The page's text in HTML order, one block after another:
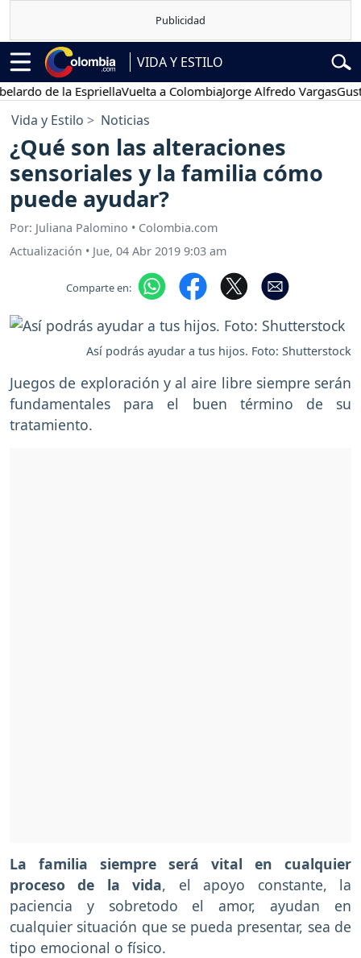
VIDA Y ESTILO
de la EspriellaVuelta a ColombiaJorge Alfredo VargasGustavo
Vida y Estilo Noticias
¿Qué son las alteraciones
sensoriales y la familia cómo
puede ayudar?
Por: Juliana Palomino • Colombia.com
Actualización • Jue, 04 Abr 2019 9:03 am
Comparte en:
Así podrás ayudar a tus hijos. Foto: Shutterstock
Juegos de exploración y al aire libre siempre serán
fundamentales para el buen término de su
tratamiento.
La familia siempre será vital en cualquier
proceso de la vida, el apoyo constante, la
paciencia y sobretodo el amor, ayudan en
cualquier situación que se pueda presentar, sea de
tipo emocional o físico.